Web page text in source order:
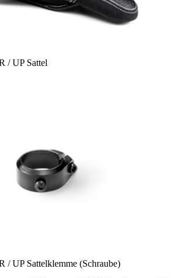
/ UP Sattel
/ UP Sattelklemme (Schraube)